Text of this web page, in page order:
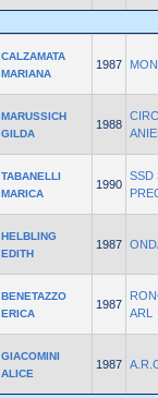
CALZAMATA
MARIANA
1987
MARUSSICH
GILDA
1988
TABANELLI
MARICA
1990
SSD
HELBLING
EDITH
1987
BENETAZZO
ERICA
1987
ARL
GIACOMINI
ALICE
1987